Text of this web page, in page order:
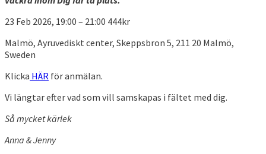
23 Feb 2026, 19:00 – 21:00 444kr
Malmö, Ayruvediskt center, Skeppsbron 5, 211 20 Malmö,
Sweden
Klicka HÄR för anmälan.
Vi längtar efter vad som vill samskapas i fältet med dig.
Så mycket kärlek
Anna & Jenny